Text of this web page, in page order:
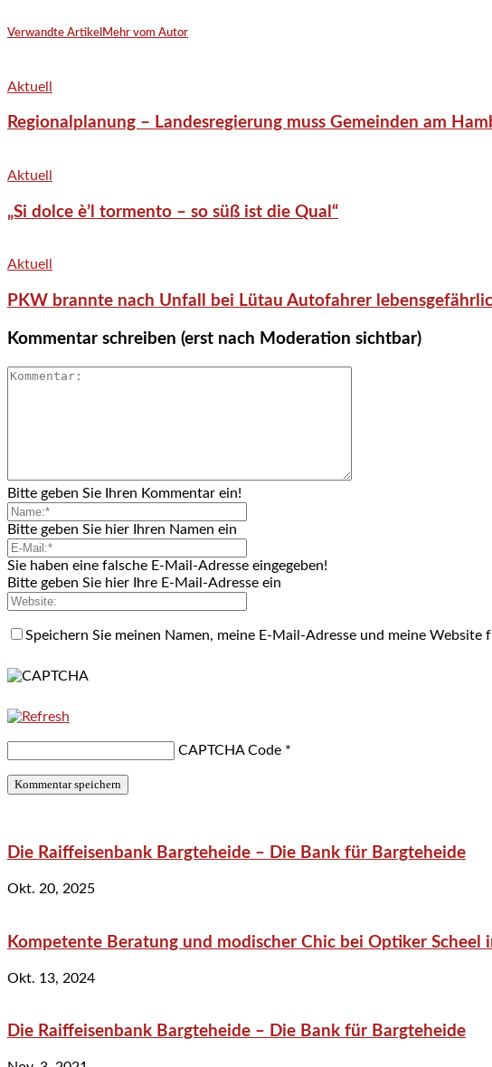
Verwandte Artikel Mehr vom Autor
Aktuell
Regionalplanung – Landesregierung muss Gemeinden am
Aktuell
„Si dolce è’l tormento – so süß ist die Qual“
Aktuell
PKW brannte nach Unfall bei Lütau Autofahrer
Kommentar schreiben (erst nach Moderation sichtbar)
Bitte geben Sie Ihren Kommentar ein!
Bitte geben Sie hier Ihren Namen ein
Sie haben eine falsche E-Mail-Adresse eingegeben!
Bitte geben Sie hier Ihre E-Mail-Adresse ein
Speichern Sie meinen Namen, meine E-Mail-Adresse und meine
CAPTCHA Code *
Die Raiffeisenbank Bargteheide – Die Bank für Bargteheide
Okt. 20, 2025
Kompetente Beratung und modischer Chic bei Optiker Scheel
Okt. 13, 2024
Die Raiffeisenbank Bargteheide – Die Bank für Bargteheide